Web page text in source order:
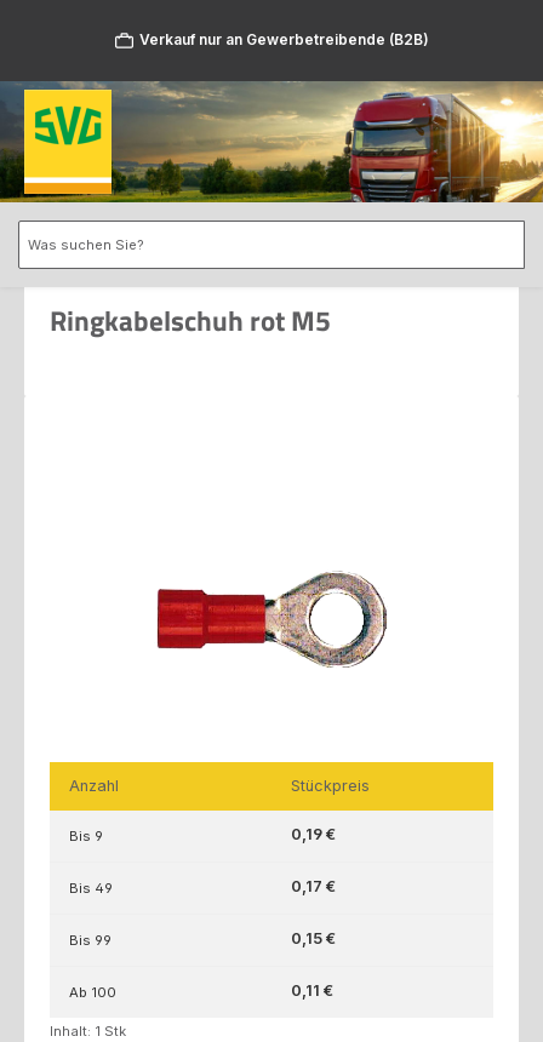
Verkauf nur an Gewerbetreibende (B2B)
Ringkabelschuh rot M5
Anzahl Stückpreis
Bis 9 0,19 €
Bis 49 0,17 €
Bis 99 0,15 €
Ab 100 0,11 €
Inhalt: 1 Stk